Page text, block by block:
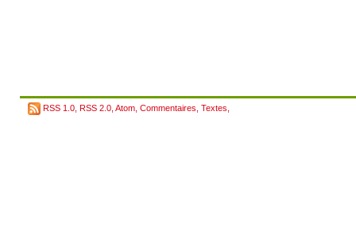
RSS 1.0 RSS 2.0 Atom Commentaires Textes